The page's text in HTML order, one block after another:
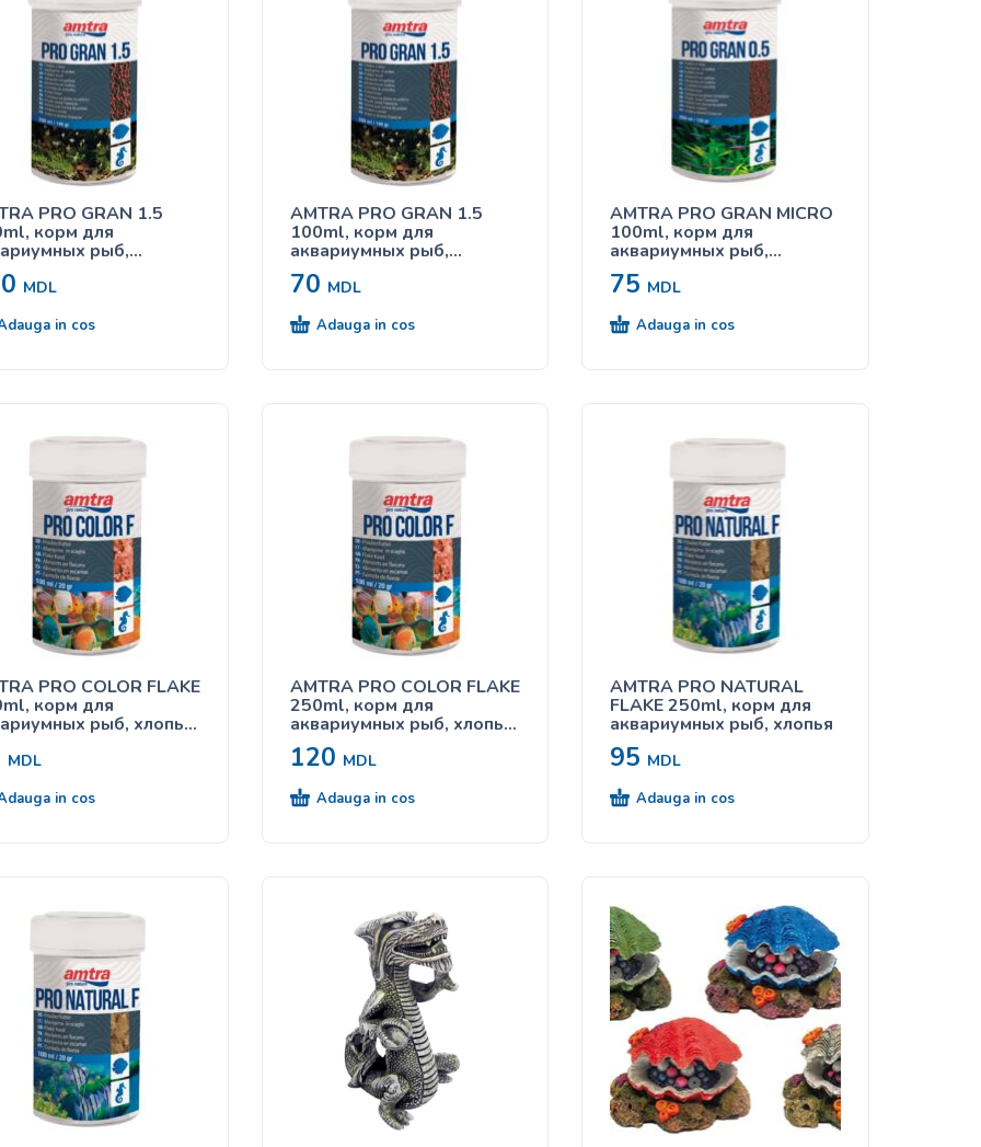
PRO GRAN 1.5
корм для
рыб,
MDL
in cos
AMTRA PRO GRAN 1.5
100ml, корм для
аквариумных рыб,
гранулированный
70 MDL
Adauga in cos
AMTRA PRO GRAN MICRO
100ml, корм для
аквариумных рыб,
гранулированный
75 MDL
Adauga in cos
PRO COLOR FLAKE
корм для
рыб, хлопья,
яркого окраса
MDL
in cos
AMTRA PRO COLOR FLAKE
250ml, корм для
аквариумных рыб, хлопья,
для яркого окраса
120 MDL
Adauga in cos
AMTRA PRO NATURAL
FLAKE 250ml, корм для
аквариумных рыб, хлопья
95 MDL
Adauga in cos